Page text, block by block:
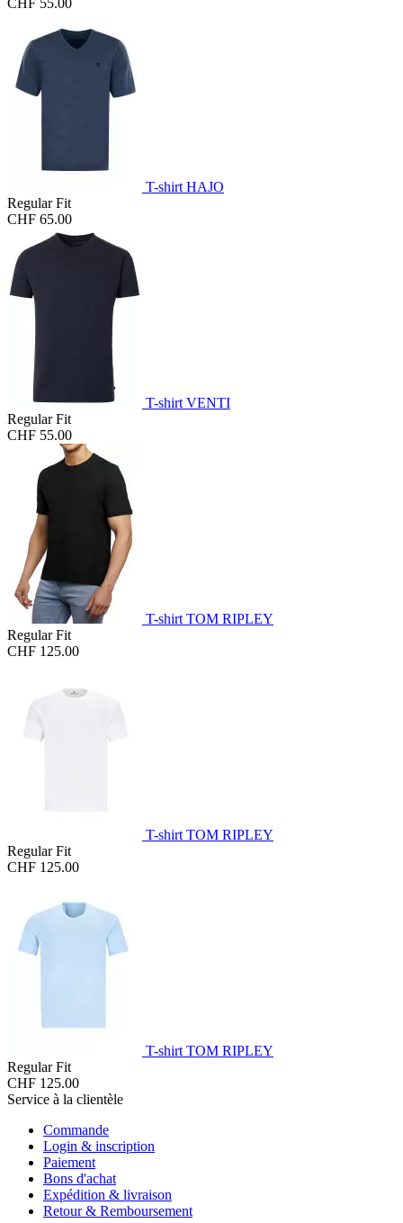
T-shirt HAJO
Regular Fit
CHF 65.00
T-shirt VENTI
Regular Fit
CHF 55.00
T-shirt TOM RIPLEY
Regular Fit
CHF 125.00
T-shirt TOM RIPLEY
Regular Fit
CHF 125.00
T-shirt TOM RIPLEY
Regular Fit
CHF 125.00
Service à la clientèle
Commande
Login & inscription
Paiement
Bons d'achat
Expédition & livraison
Retour & Remboursement